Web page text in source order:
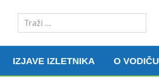
Traži
IZJAVE IZLETNIKA O VODIČU